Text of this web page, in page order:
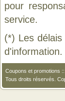
pour
service.
(*) Les
d'information.
Coupons et promotions ::
Tous droits réservés.